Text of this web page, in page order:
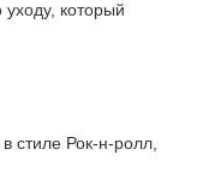
уходу, который
стиле Рок-н-ролл,